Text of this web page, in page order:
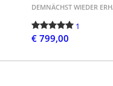
DEMNÄCHST WIEDER
1
€ 799,00